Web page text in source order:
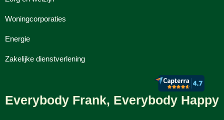
Woningcorporaties
Energie
Zakelijke dienstverlening
Everybody Frank, Everybody Happy